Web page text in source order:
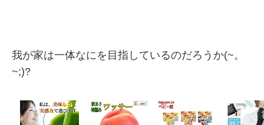
我が家は一体なにを目指しているのだろうか(~。
~;)?